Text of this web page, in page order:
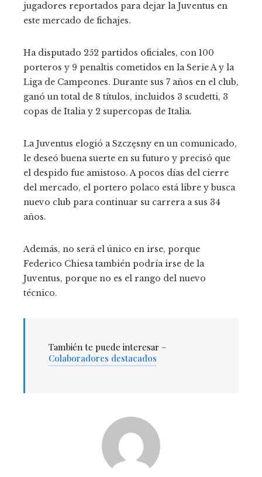
jugadores reportados para dejar la Juventus en
este mercado de fichajes.
Ha disputado 252 partidos oficiales, con 100
porteros y 9 penaltis cometidos en la Serie A y la
Liga de Campeones. Durante sus 7 años en el club,
ganó un total de 8 títulos, incluidos 3 scudetti, 3
copas de Italia y 2 supercopas de Italia.
La Juventus elogió a Szczęsny en un comunicado,
le deseó buena suerte en su futuro y precisó que
el despido fue amistoso. A pocos días del cierre
del mercado, el portero polaco está libre y busca
nuevo club para continuar su carrera a sus 34
años.
Además, no será el único en irse, porque
Federico Chiesa también podría irse de la
Juventus, porque no es el rango del nuevo
técnico.
También te puede interesar –
Colaboradores destacados